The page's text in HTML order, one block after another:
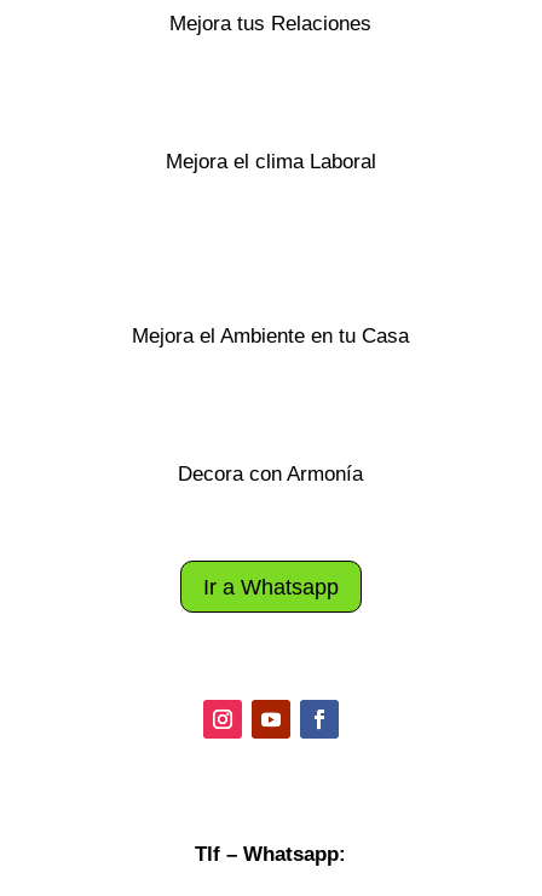
Mejora tus Relaciones
Mejora el clima Laboral
Mejora el Ambiente en tu Casa
Decora con Armonía
Ir a Whatsapp
Tlf – Whatsapp: